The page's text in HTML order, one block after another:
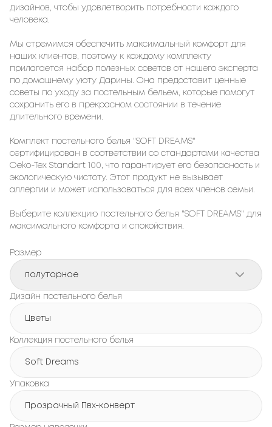
дизайнов, чтобы удовлетворить потребности каждого
человека.
Мы стремимся обеспечить максимальный комфорт для
наших клиентов, поэтому к каждому комплекту
прилагается набор полезных советов от нашего эксперта
по домашнему уюту Дарины. Она предоставит ценные
советы по уходу за постельным бельем, которые помогут
сохранить его в прекрасном состоянии в течение
длительного времени.
Комплект постельного белья "SOFT DREAMS"
сертифицирован в соответствии со стандартами качества
Oeko-Tex Standart 100, что гарантирует его безопасность и
экологическую чистоту. Этот продукт не вызывает
аллергии и может использоваться для всех членов семьи.
Выберите коллекцию постельного белья "SOFT DREAMS" для
максимального комфорта и спокойствия.
Размер
полуторное
Дизайн постельного белья
Цветы
Коллекция постельного белья
Soft Dreams
Упаковка
Прозрачный Пвх-конверт